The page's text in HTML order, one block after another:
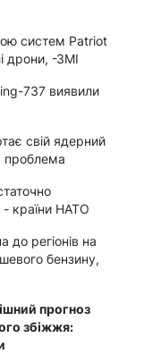
систем Patriot
дрони, -ЗМІ
737 виявили
свій ядерний
проблема
- країни НАТО
до регіонів на
бензину,
прогноз
збіжжя: